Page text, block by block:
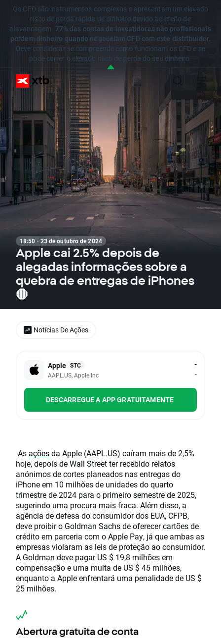
Os CFD são instrumentos complexos e apresentam um elevado
risco de perda rápida de dinheiro devido ao efeito de
alavancagem. 77% das contas de investidores não profissionais
perdem dinheiro quando negoceiam CFD com este distribuidor.
Deve considerar se compreende como funcionam os CFD e se
pode correr o elevado risco de perda do seu dinheiro.
18:50 · 23 de outubro de 2024
Apple cai 2.5% depois de
alegadas informações sobre a
quebra de entregas de iPhones
🔴
Apple STC
AAPL.US, Apple Inc
-
-
DESCARREGUE A APP GRATUITAMENTE
As açõesda Apple (AAPL.US) caíram mais de 2,5%
hoje, depois de Wall Street ter recebido relatos
anónimos de cortes planeados nas entregas do
iPhone em 10 milhões de unidades do quarto
trimestre de 2024 para o primeiro semestre de 2025,
sugerindo uma procura mais fraca. Além disso, a
agência de defesa do consumidor dos EUA, CFPB,
deve proibir o Goldman Sachs de oferecer cartões de
crédito em parceria com o Apple Pay, já que ambas as
empresas violaram as leis de proteção ao consumidor.
A Goldman deve pagar US $ 19,8 milhões em
compensação e uma multa de US $ 45 milhões,
enquanto a Apple enfrentará uma penalidade de US $
25 milhões.
Abertura gratuita de conta
Notícias De Ações